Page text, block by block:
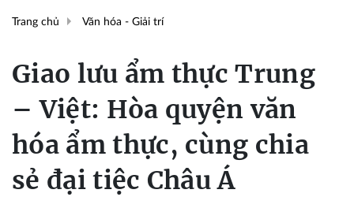
Trang chủ Văn hóa - Giải trí
Giao lưu ẩm thực Trung
– Việt: Hòa quyện văn
hóa ẩm thực, cùng chia
sẻ đại tiệc Châu Á